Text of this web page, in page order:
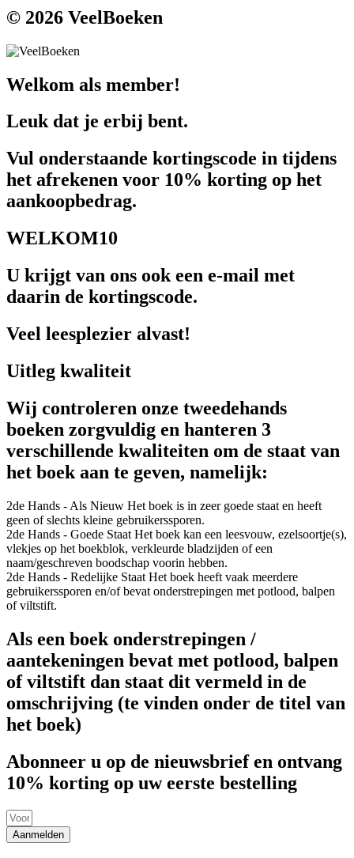
© 2026 VeelBoeken
Welkom als member!
Leuk dat je erbij bent.
Vul onderstaande kortingscode in tijdens
het afrekenen voor 10% korting op het
aankoopbedrag.
WELKOM10
U krijgt van ons ook een e-mail met
daarin de kortingscode.
Veel leesplezier alvast!
Uitleg kwaliteit
Wij controleren onze tweedehands
boeken zorgvuldig en hanteren 3
verschillende kwaliteiten om de staat van
het boek aan te geven, namelijk:
2de Hands - Als Nieuw Het boek is in zeer goede staat en heeft
geen of slechts kleine gebruikerssporen.
2de Hands - Goede Staat Het boek kan een leesvouw, ezelsoortje(s),
vlekjes op het boekblok, verkleurde bladzijden of een
naam/geschreven boodschap voorin hebben.
2de Hands - Redelijke Staat Het boek heeft vaak meerdere
gebruikerssporen en/of bevat onderstrepingen met potlood, balpen
of viltstift.
Als een boek onderstrepingen /
aantekeningen bevat met potlood, balpen
of viltstift dan staat dit vermeld in de
omschrijving (te vinden onder de titel van
het boek)
Abonneer u op de nieuwsbrief en ontvang
10% korting op uw eerste bestelling
Aanmelden